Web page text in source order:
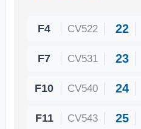
F4 CV522 22
F7 CV531 23
F10 CV540 24
F11 CV543 25